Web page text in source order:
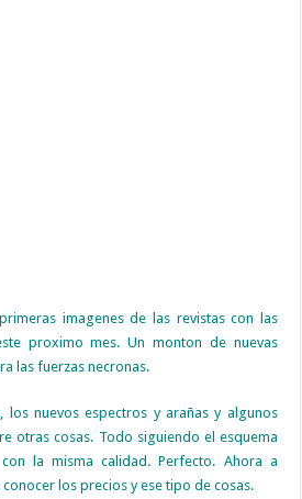
imagenes de las revistas con las
proximo mes. Un monton de nuevas
las fuerzas necronas.
los nuevos espectros y arañas y algunos
otras cosas. Todo siguiendo el esquema
la misma calidad. Perfecto. Ahora a
los precios y ese tipo de cosas.